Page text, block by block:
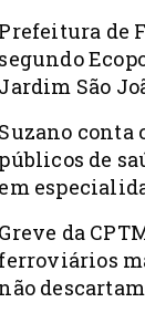
Prefeitura de
segundo
Jardim São
Suzano conta
públicos de
em
Greve da
ferroviários
não